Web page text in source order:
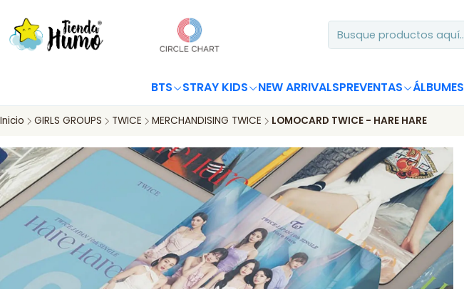
BTS STRAY KIDS NEW ARRIVALSPREVENTAS ÁLBUMES
Inicio GIRLS GROUPS TWICE MERCHANDISING TWICE LOMOCARD TWICE - HARE HARE